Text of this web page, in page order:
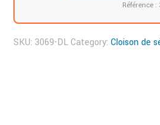
Référence :
SKU: 3069-DL Category:Cloison de